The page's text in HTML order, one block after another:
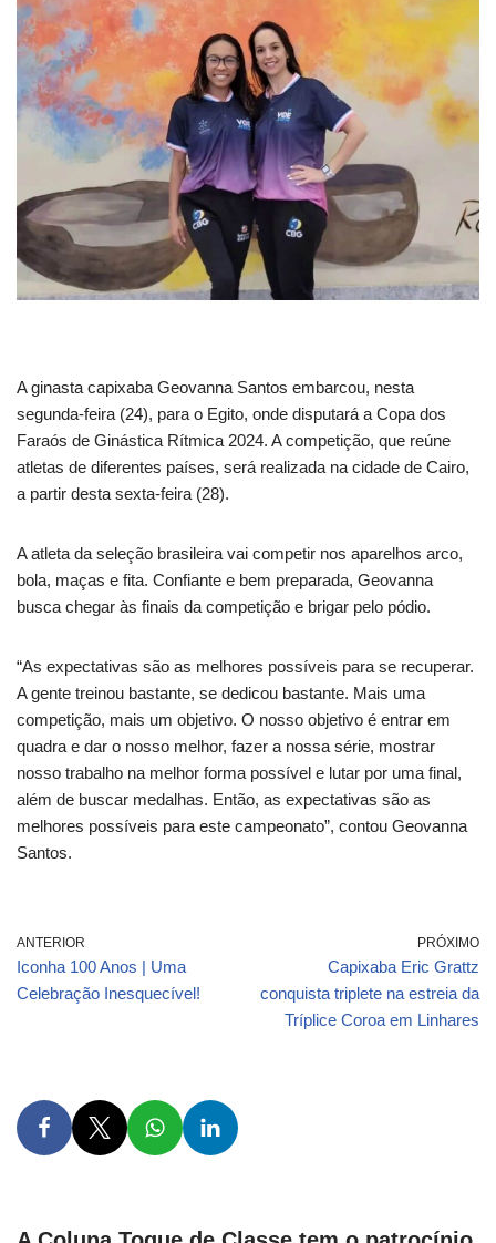
A ginasta capixaba Geovanna Santos embarcou, nesta
segunda-feira (24), para o Egito, onde disputará a Copa dos
Faraós de Ginástica Rítmica 2024. A competição, que reúne
atletas de diferentes países, será realizada na cidade de Cairo,
a partir desta sexta-feira (28).
A atleta da seleção brasileira vai competir nos aparelhos arco,
bola, maças e fita. Confiante e bem preparada, Geovanna
busca chegar às finais da competição e brigar pelo pódio.
“As expectativas são as melhores possíveis para se recuperar.
A gente treinou bastante, se dedicou bastante. Mais uma
competição, mais um objetivo. O nosso objetivo é entrar em
quadra e dar o nosso melhor, fazer a nossa série, mostrar
nosso trabalho na melhor forma possível e lutar por uma final,
além de buscar medalhas. Então, as expectativas são as
melhores possíveis para este campeonato”, contou Geovanna
Santos.
ANTERIOR
Iconha 100 Anos | Uma
Celebração Inesquecível!
PRÓXIMO
Capixaba Eric Grattz
conquista triplete na estreia da
Tríplice Coroa em Linhares